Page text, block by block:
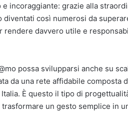
incoraggiante: grazie alla
così numerosi da
rendere davvero utile e
possa svilupparsi anche su
da una rete affidabile composta
È questo il tipo di
un gesto semplice in